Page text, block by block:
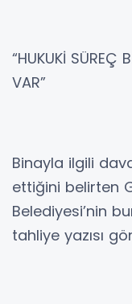
“HUKUKİ SÜREÇ
VAR”
Binayla ilgili
ettiğini belirten
Belediyesi’nin
tahliye yazısı